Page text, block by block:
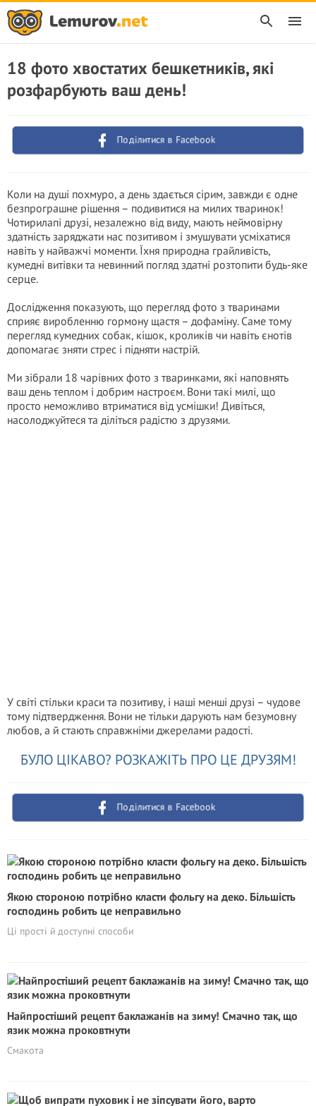
18 фото хвостатих бешкетників, які
розфарбують ваш день!
Поділитися в Facebook
Коли на душі похмуро, а день здається сірим, завжди є одне
безпрограшне рішення – подивитися на милих тваринок!
Чотирилапі друзі, незалежно від виду, мають неймовірну
здатність заряджати нас позитивом і змушувати усміхатися
навіть у найважчі моменти. Їхня природна грайливість,
кумедні витівки та невинний погляд здатні розтопити будь-яке
серце.
Дослідження показують, що перегляд фото з тваринами
сприяє виробленню гормону щастя – дофаміну. Саме тому
перегляд кумедних собак, кішок, кроликів чи навіть єнотів
допомагає зняти стрес і підняти настрій.
Ми зібрали 18 чарівних фото з тваринками, які наповнять
ваш день теплом і добрим настроєм. Вони такі милі, що
просто неможливо втриматися від усмішки! Дивіться,
насолоджуйтеся та діліться радістю з друзями.
У світі стільки краси та позитиву, і наші менші друзі – чудове
тому підтвердження. Вони не тільки дарують нам безумовну
любов, а й стають справжніми джерелами радості.
БУЛО ЦІКАВО? РОЗКАЖІТЬ ПРО ЦЕ ДРУЗЯМ!
Поділитися в Facebook
Якою стороною потрібно класти фольгу на деко. Більшість
господинь робить це неправильно
Ці прості й доступні способи
Найпростіший рецепт баклажанів на зиму! Смачно так, що
язик можна проковтнути
Смакота